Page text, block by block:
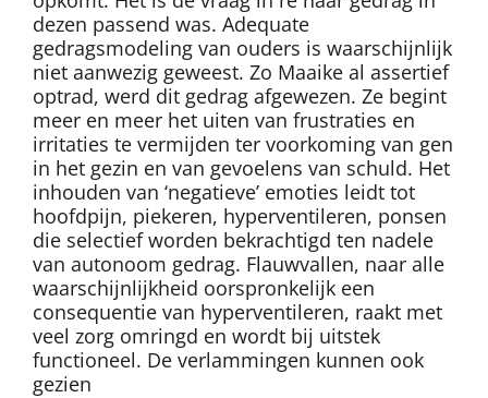
dezen passend was. Adequate
gedragsmodeling van ouders is waarschijnlijk
niet aanwezig geweest. Zo Maaike al assertief
optrad, werd dit gedrag afgewezen. Ze begint
meer en meer het uiten van frustraties en
irritaties te vermijden ter voorkoming van gen
in het gezin en van gevoelens van schuld. Het
inhouden van ‘negatieve’ emoties leidt tot
hoofdpijn, piekeren, hyperventileren, ponsen
die selectief worden bekrachtigd ten nadele
van autonoom gedrag. Flauwvallen, naar alle
waarschijnlijkheid oorspronkelijk een
consequentie van hyperventileren, raakt met
veel zorg omringd en wordt bij uitstek
functioneel. De verlammingen kunnen ook
gezien